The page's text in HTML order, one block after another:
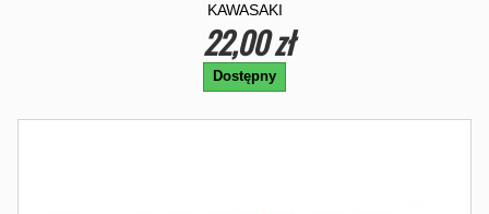
KAWASAKI
22,00 zł
Dostępny